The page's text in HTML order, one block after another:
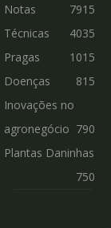
7915
Notas
Técnicas
4035
Pragas
1015
Doenças
815
Inovações no
agronegócio 790
Plantas Daninhas
750